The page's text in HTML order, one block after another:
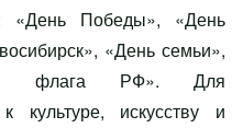
«День Победы», «День
«День семьи»,
флага РФ». Для
культуре, искусству и